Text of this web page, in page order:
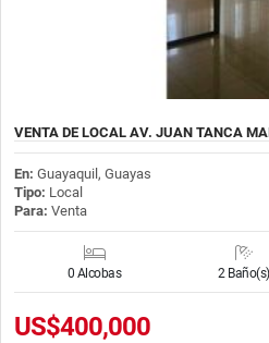
VENTA DE LOCAL AV. JUAN TANCA
En: Guayaquil, Guayas
Tipo: Local
Para: Venta
0 Alcobas 2 Baño(s)
US$400,000